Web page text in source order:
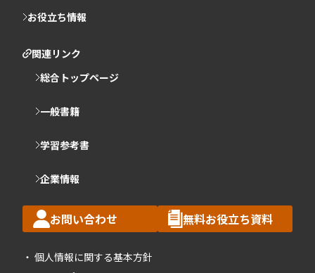
お役立ち情報
関連リンク
総合トップページ
一般書籍
学習参考書
企業情報
お問い合わせ 無料お役立ち資料
個人情報に関する基本方針